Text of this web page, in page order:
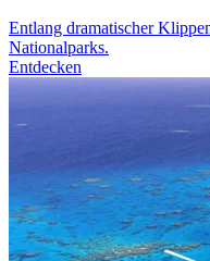
Entlang dramatischer
Nationalparks.
Entdecken